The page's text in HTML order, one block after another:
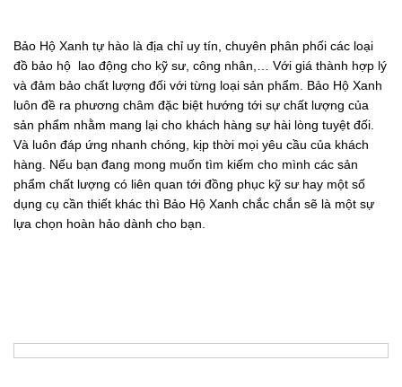
Bảo Hộ Xanh tự hào là địa chỉ uy tín, chuyên phân phối các loại
đồ bảo hộ lao động cho kỹ sư, công nhân,… Với giá thành hợp lý
và đảm bảo chất lượng đối với từng loại sản phẩm. Bảo Hộ Xanh
luôn đề ra phương châm đặc biệt hướng tới sự chất lượng của
sản phẩm nhằm mang lại cho khách hàng sự hài lòng tuyệt đối.
Và luôn đáp ứng nhanh chóng, kịp thời mọi yêu cầu của khách
hàng. Nếu bạn đang mong muốn tìm kiếm cho mình các sản
phẩm chất lượng có liên quan tới đồng phục kỹ sư hay một số
dụng cụ cần thiết khác thì Bảo Hộ Xanh chắc chắn sẽ là một sự
lựa chọn hoàn hảo dành cho bạn.